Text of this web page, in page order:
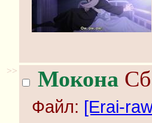
>> Мокона
Файл: [Erai-